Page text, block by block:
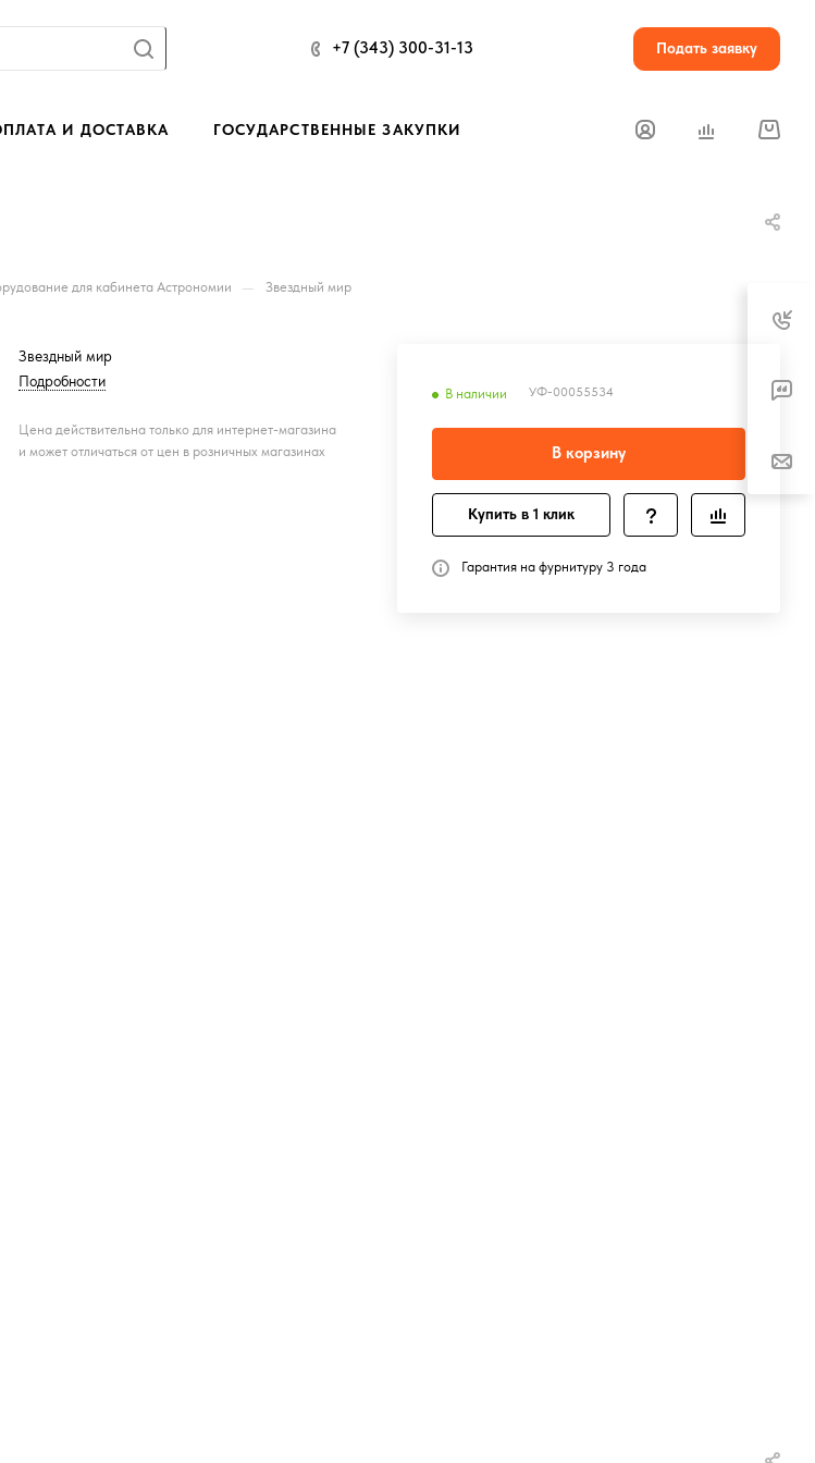
+7 (343) 300-31-13 Подать заявку
И ДОСТАВКА ГОСУДАРСТВЕННЫЕ ЗАКУПКИ
для кабинета Астрономии — Звездный мир
В наличии УФ-00055534
В корзину
Купить в 1 клик
Гарантия на фурнитуру 3 года
Звездный мир
Подробности
Цена действительна только для интернет-магазина
и может отличаться от цен в розничных магазинах